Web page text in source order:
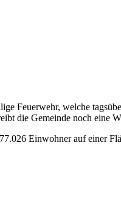
Feuerwehr, welche
die Gemeinde noch eine
Einwohner auf einer